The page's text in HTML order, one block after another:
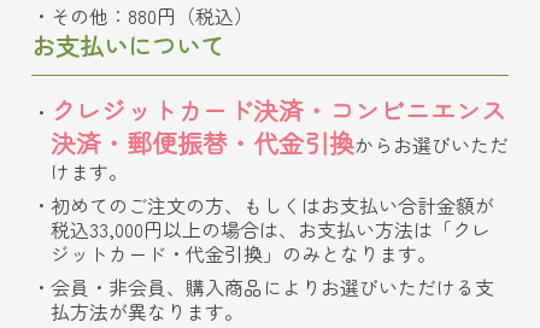
その他：880円（税込）
お支払いについて
クレジットカード決済・コンビニエンス
決済・郵便振替・代金引換からお選びいただ
けます。
初めてのご注文の方、もしくはお支払い合計金額が
税込33,000円以上の場合は、お支払い方法は「クレ
ジットカード・代金引換」のみとなります。
会員・非会員、購入商品によりお選びいただける支
払方法が異なります。